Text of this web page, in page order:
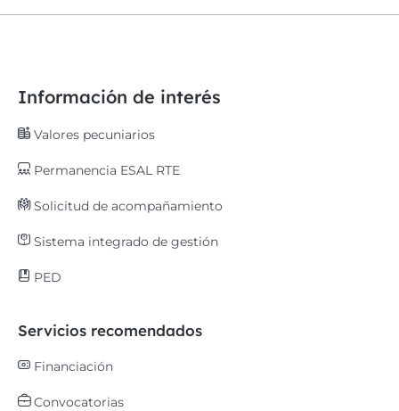
Información de interés
Valores pecuniarios
Permanencia ESAL RTE
Solicitud de acompañamiento
Sistema integrado de gestión
PED
Servicios recomendados
Financiación
Convocatorias